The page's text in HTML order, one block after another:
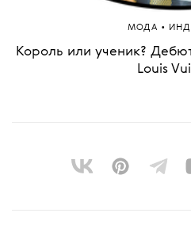
МОДА •
Король или ученик?
Louis